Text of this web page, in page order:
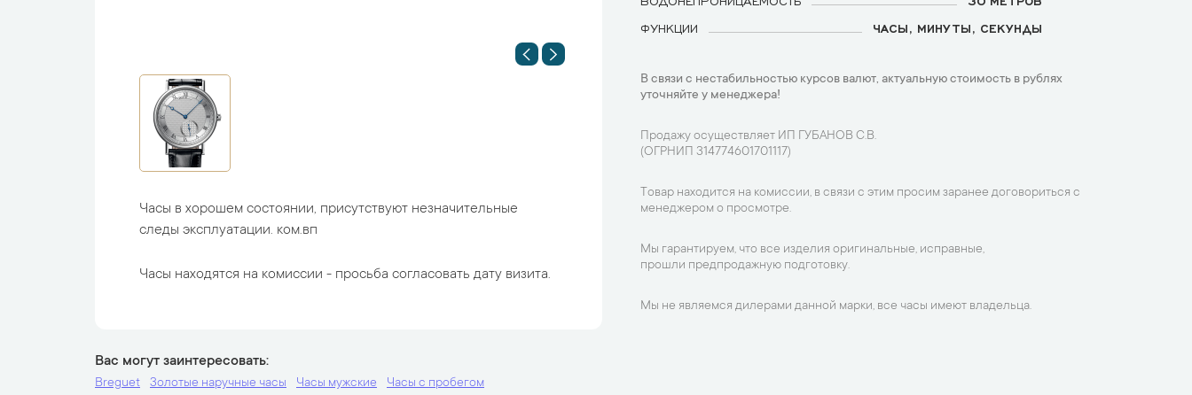
Часы в хорошем состоянии, присутствуют незначительные
следы эксплуатации. ком.вп
Часы находятся на комиссии - просьба согласовать дату визита.
Вас могут заинтересовать
Breguet Золотые наручные часы Часы мужские
Часы с пробегом
ФУНКЦИИ
ЧАСЫ, МИНУТЫ, СЕКУНДЫ
В связи с нестабильностью курсов валют, актуальную стоимость в рублях
уточняйте у менеджера!
Продажу осуществляет ИП ГУБАНОВ С.В.
(ОГРНИП 314774601701117)
Товар находится на комиссии, в связи с этим просим заранее договориться с
менеджером о просмотре.
Мы гарантируем, что все изделия оригинальные, исправные,
прошли предпродажную подготовку.
Мы не являемся дилерами данной марки, все часы имеют владельца.